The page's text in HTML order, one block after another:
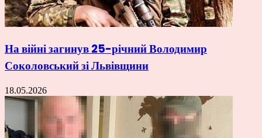
На війні загинув 25-річний Володимир
Соколовський зі Львівщини
18.05.2026